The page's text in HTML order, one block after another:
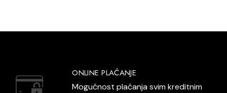
ONLINE PLAĆANJE
Mogućnost plaćanja svim kreditnim